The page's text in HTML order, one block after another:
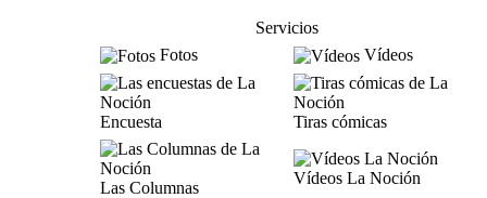
Servicios
Fotos
Vídeos
Encuesta Tiras cómicas
Las Columnas
Vídeos La Noción